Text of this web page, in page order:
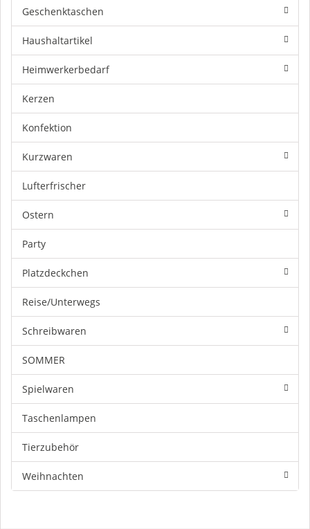
Geschenktaschen
Haushaltartikel
Heimwerkerbedarf
Kerzen
Konfektion
Kurzwaren
Lufterfrischer
Ostern
Party
Platzdeckchen
Reise/Unterwegs
Schreibwaren
SOMMER
Spielwaren
Taschenlampen
Tierzubehör
Weihnachten